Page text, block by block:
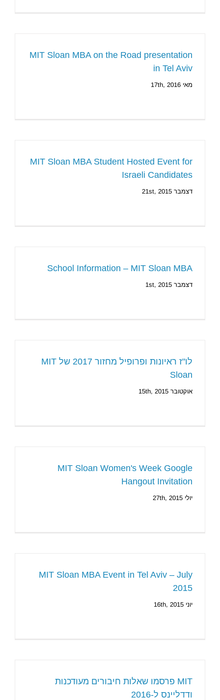
MIT Sloan MBA on the Road presentation
in Tel Aviv
מאי 17th, 2016
MIT Sloan MBA Student Hosted Event for
Israeli Candidates
דצמבר 21st, 2015
School Information – MIT Sloan MBA
דצמבר 1st, 2015
לו"ז ראיונות ופרופיל מחזור 2017 של MIT
Sloan
אוקטובר 15th, 2015
MIT Sloan Women's Week Google
Hangout Invitation
יולי 27th, 2015
MIT Sloan MBA Event in Tel Aviv – July
2015
יוני 16th, 2015
MIT פרסמו שאלות חיבורים מעודכנות
ודדליינס ל-2016